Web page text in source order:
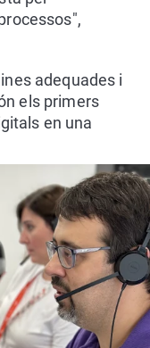
adequades i
els primers
en una